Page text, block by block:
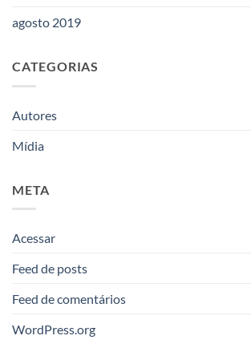
agosto 2019
CATEGORIAS
Autores
Mídia
META
Acessar
Feed de posts
Feed de comentários
WordPress.org